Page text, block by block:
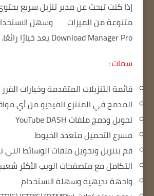
إذا كنت تبحث عن مدير تنزيل سريع
متنوعة من الميزات
Download Manager Pro يعد خيارًا رائعًا.
سمات :
قائمة التنزيلات المتقدمة وخيارات الفرز
المدمج في المنتزع الفيديو من أي
تحويل ودمج ملفات YouTube DASH
مسرع التحميل متعدد الخيوط
قم بتنزيل وتحويل ملفات الوسائط التي
التكامل مع متصفحات الويب الأكثر
واجهة بديهية وسهلة الاستخدام